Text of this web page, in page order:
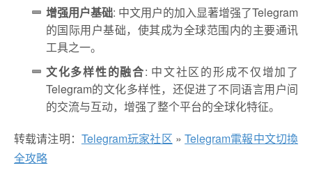
增强用户基础: 中文用户的加入显著增强了Telegram
的国际用户基础，使其成为全球范围内的主要通讯
工具之一。
文化多样性的融合: 中文社区的形成不仅增加了
Telegram的文化多样性，还促进了不同语言用户间
的交流与互动，增强了整个平台的全球化特征。
转载请注明： Telegram玩家社区 »Telegram電報中文切換
全攻略